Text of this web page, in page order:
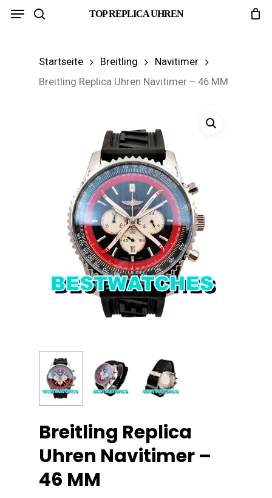
Skip
TOP REPLICA UHREN
Menu
Startseite Breitling
Navitimer
Breitling Replica Uhren Navitimer – 46 MM
Breitling Replica
Uhren Navitimer –
46 MM